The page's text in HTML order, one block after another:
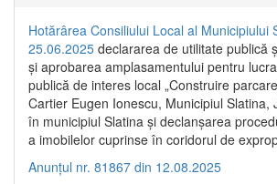
Hotărârea Consiliului Local al Municipiului
25.06.2025 declararea de utilitate publică
și aprobarea amplasamentului pentru
publică de interes local „Construire
Cartier Eugen Ionescu, Municipiul Slatina,
în municipiul Slatina și declanșarea
a imobilelor cuprinse în coridorul de
Anunțul nr. 81867 din 12.08.2025